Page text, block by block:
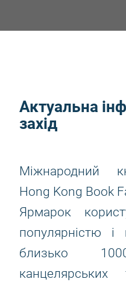
Актуальна
захід
Міжнародний
Hong Kong Book
Ярмарок
популярністю
близько